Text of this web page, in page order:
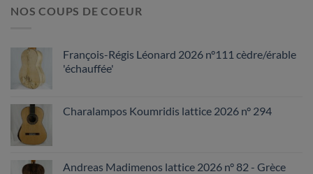
NOS COUPS DE COEUR
François-Régis Léonard 2026 n°111 cèdre/érable
'échauffée'
Charalampos Koumridis lattice 2026 n° 294
Andreas Madimenos lattice 2026 n° 82 - Grèce